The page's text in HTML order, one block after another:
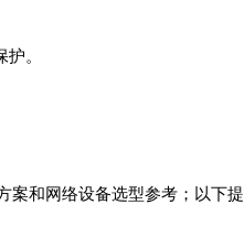
。
案和网络设备选型参考；以下提